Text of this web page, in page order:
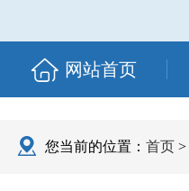
网站首页
您当前的位置： 首页 >